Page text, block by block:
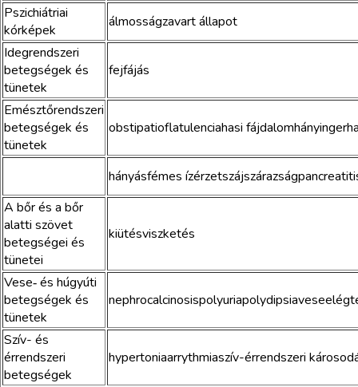
Pszichiátriai
kórképek
álmosságzavart állapot
Idegrendszeri
betegségek és
tünetek
fejfájás
Emésztőrendszeri
betegségek és
tünetek
obstipatioflatulenciahasi
hányásfémes
A bőr és a bőr
alatti szövet
betegségei és
tünetei
kiütésviszketés
Vese‑ és húgyúti
betegségek és
tünetek
Szív- és
érrendszeri
betegségek
hypertoniaarrythmiaszív-érrendszeri